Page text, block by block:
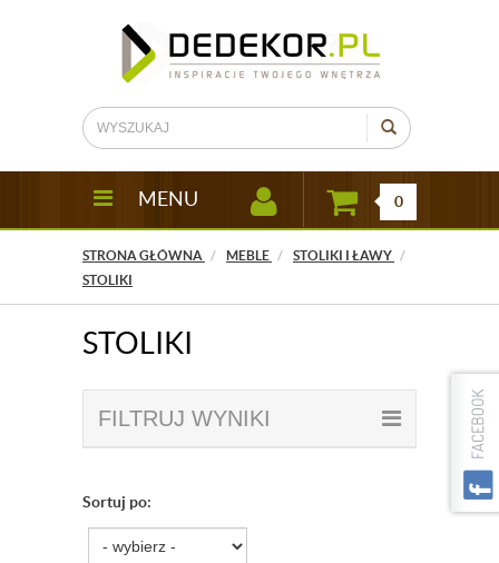
MENU 0
STRONA GŁÓWNA MEBLE
STOLIKI I ŁAWY
STOLIKI
STOLIKI
FILTRUJ WYNIKI
Sortuj po: